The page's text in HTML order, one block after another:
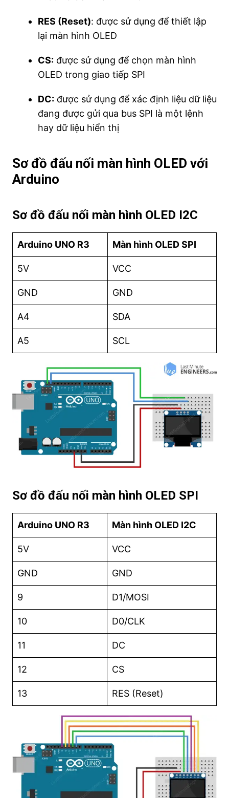
RES (Reset): được sử dụng để thiết lập
lại màn hình OLED
CS:được sử dụng để chọn màn hình
OLED trong giao tiếp SPI
DC:được sử dụng để xác định liệu dữ liệu
đang được gửi qua bus SPI là một lệnh
hay dữ liệu hiển thị
Sơ đồ đấu nối màn hình OLED với
Arduino
Sơ đồ đấu nối màn hình OLED I2C
Arduino UNO R3 Màn hình OLED SPI
5V VCC
GND GND
A4 SDA
A5 SCL
Sơ đồ đấu nối màn hình OLED SPI
Arduino UNO R3 Màn hình OLED I2C
5V VCC
GND GND
9 D1/MOSI
10 D0/CLK
11 DC
12 CS
13 RES (Reset)